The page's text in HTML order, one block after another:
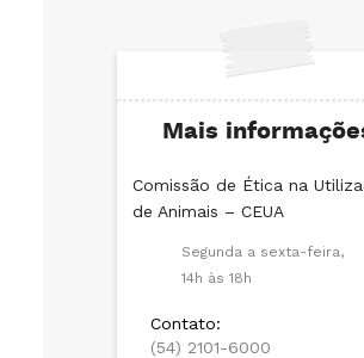
Mais
Comissão de Ética na
de Animais – CEUA
Segunda a sexta-feira,
14h às 18h
Contato:
(54) 2101-6000